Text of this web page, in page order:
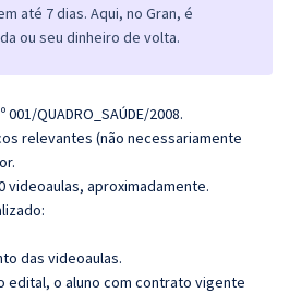
até 7 dias. Aqui, no Gran, é
ou seu dinheiro de volta.
QUADRO_SAÚDE/2008.
relevantes (não necessariamente
videoaulas, aproximadamente.
das videoaulas.
edital, o aluno com contrato vigente